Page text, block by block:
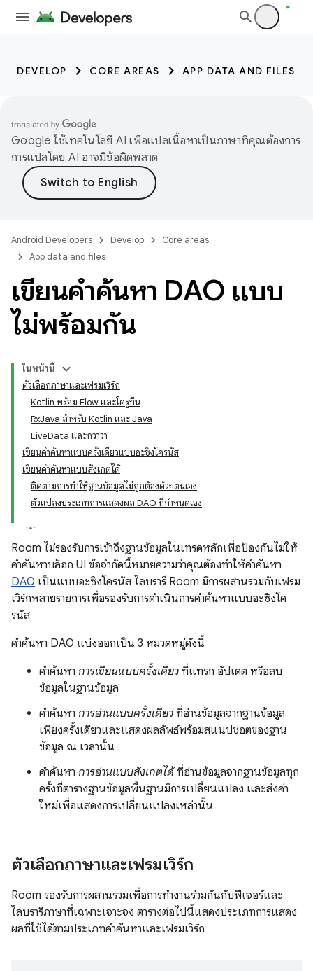
DEVELOP CORE AREAS APP DATA AND FILES
Google ใช้เทคโนโลยี AI เพื่อแปลเนื้อหาเป็นภาษาที่คุณต้องการ
การแปลโดย AI อาจมีข้อผิดพลาด
Android Developers Develop
Core areas
App data and files
เขียนคำค้นหา DAO แบบ
ไม่พร้อมกัน
ในหน้านี้
ตัวเลือกภาษาและเฟรมเวิร์ก
Kotlin พร้อม Flow และโครูทีน
RxJava สำหรับ Kotlin และ Java
LiveData และกวาวา
เขียนคำค้นหาแบบครั้งเดียวแบบอะซิงโครนัส
เขียนคำค้นหาแบบสังเกตได้
ติดตามการทำให้ฐานข้อมูลไม่ถูกต้องด้วยตนเอง
ตัวแปลงประเภทการแสดงผล DAO ที่กำหนดเอง
Room ไม่รองรับการเข้าถึงฐานข้อมูลในเทรดหลักเพื่อป้องกันไม่ให้
คำค้นหาบล็อก UI ข้อจำกัดนี้หมายความว่าคุณต้องทำให้คำค้นหา
DAO เป็นแบบอะซิงโครนัส ไลบรารี Room มีการผสานรวมกับเฟรม
เวิร์กหลายรายการเพื่อรองรับการดำเนินการคำค้นหาแบบอะซิงโค
รนัส
คำค้นหา DAO แบ่งออกเป็น 3 หมวดหมู่ดังนี้
คำค้นหา การเขียนแบบครั้งเดียว ที่แทรก อัปเดต หรือลบ
ข้อมูลในฐานข้อมูล
คำค้นหา การอ่านแบบครั้งเดียว ที่อ่านข้อมูลจากฐานข้อมูล
เพียงครั้งเดียวและแสดงผลลัพธ์พร้อมสแนปชอตของฐาน
ข้อมูล ณ เวลานั้น
คำค้นหา การอ่านแบบสังเกตได้ที่อ่านข้อมูลจากฐานข้อมูลทุก
ครั้งที่ตารางฐานข้อมูลพื้นฐานมีการเปลี่ยนแปลง และส่งค่า
ใหม่เพื่อแสดงการเปลี่ยนแปลงเหล่านั้น
ตัวเลือกภาษาและเฟรมเวิร์ก
Room รองรับการผสานรวมเพื่อการทำงานร่วมกันกับฟีเจอร์และ
ไลบรารีภาษาที่เฉพาะเจาะจง ตารางต่อไปนี้แสดงประเภทการแสดง
ผลที่ใช้ได้ตามประเภทคำค้นหาและเฟรมเวิร์ก